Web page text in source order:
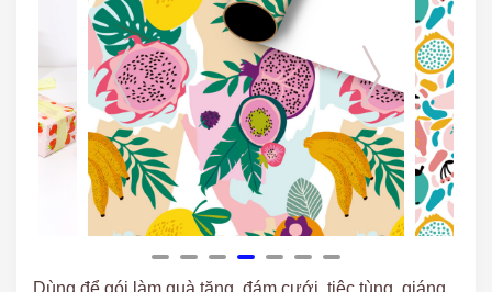
Dùng để gói làm quà tặng, đám cưới, tiệc tùng, giáng